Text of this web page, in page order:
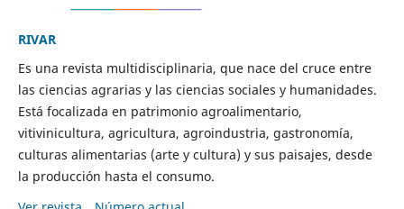
RIVAR
Es una revista multidisciplinaria, que nace del cruce entre
las ciencias agrarias y las ciencias sociales y humanidades.
Está focalizada en patrimonio agroalimentario,
vitivinicultura, agricultura, agroindustria, gastronomía,
culturas alimentarias (arte y cultura) y sus paisajes, desde
la producción hasta el consumo.